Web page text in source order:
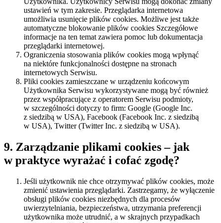
ustawień w tym zakresie. Przeglądarka internetowa
umożliwia usunięcie plików cookies. Możliwe jest także
automatyczne blokowanie plików cookies Szczegółowe
informacje na ten temat zawiera pomoc lub dokumentacja
przeglądarki internetowej.
Ograniczenia stosowania plików cookies mogą wpłynąć
na niektóre funkcjonalności dostępne na stronach
internetowych Serwisu.
Pliki cookies zamieszczane w urządzeniu końcowym
Użytkownika Serwisu wykorzystywane mogą być również
przez współpracujące z operatorem Serwisu podmioty,
w szczególności dotyczy to firm: Google (Google Inc.
z siedzibą w USA), Facebook (Facebook Inc. z siedzibą
w USA), Twitter (Twitter Inc. z siedzibą w USA).
9. Zarządzanie plikami cookies – jak
w praktyce wyrażać i cofać zgodę?
Jeśli użytkownik nie chce otrzymywać plików cookies, może
zmienić ustawienia przeglądarki. Zastrzegamy, że wyłączenie
obsługi plików cookies niezbędnych dla procesów
uwierzytelniania, bezpieczeństwa, utrzymania preferencji
użytkownika może utrudnić, a w skrajnych przypadkach